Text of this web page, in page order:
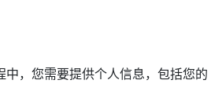
，您需要提供个人信息，包括您的